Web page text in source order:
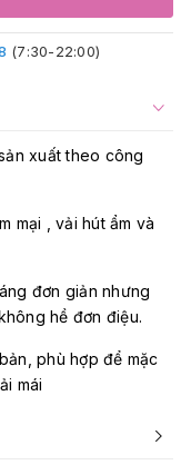
(7:30-22:00)
xuất theo công
mại , vải hút ẩm và
đơn giản nhưng
hề đơn điệu.
phù hợp để mặc
mái